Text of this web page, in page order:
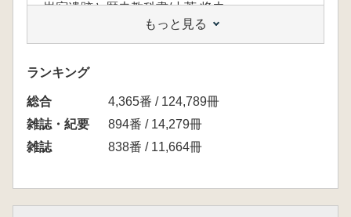
岩宿遺跡と歴史教科書/小菅 将夫
小・中学校の歴史教科書と旧石器時代/釼持 輝
久
■ 最新のICT技術を活用した遺跡展示
ICTを用いた古墳の情報発信 史跡観音山古
墳・群馬県立歴史博物館/深澤 敦仁
■ 考古学史の散策〈終〉
地域の考古学史散策/坂誥 秀一
もっと見る
ランキング
総合
4,365番 / 124,789冊
雑誌・紀要
894番 / 14,279冊
雑誌
838番 / 11,664冊